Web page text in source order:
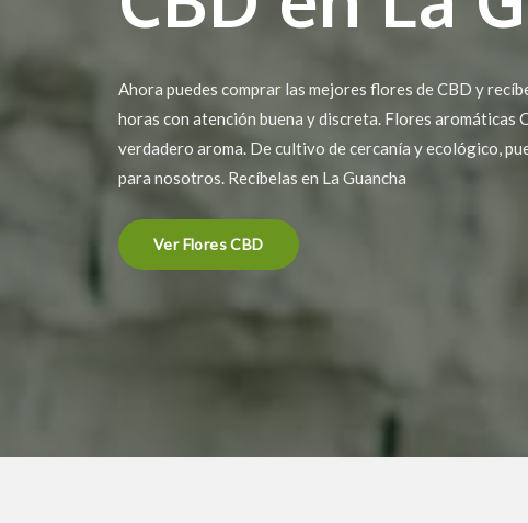
Ahora puedes comprar las mejores flores de CBD y
horas con atención buena y discreta. Flores aromáticas
verdadero aroma. De cultivo de cercanía y ecológico,
para nosotros. Recíbelas en La Guancha
Ver Flores CBD